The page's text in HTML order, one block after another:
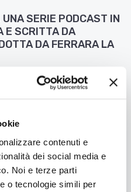
contenuti e
dei social media e
Noi e terze parti
o tecnologie simili per
SERIE PODCAST IN
E SCRITTA DA
DA FERRARA LA
va a morire